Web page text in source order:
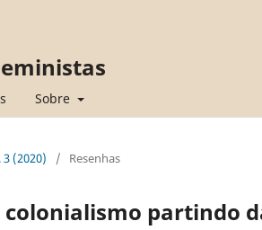
Sobre
3 (2020) / Resenhas
colonialismo partindo